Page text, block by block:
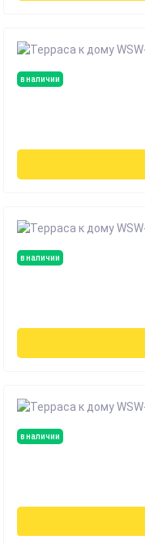
в наличии
в наличии
в наличии